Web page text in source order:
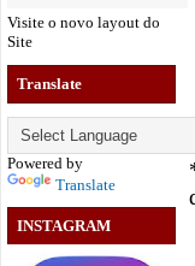
Visite o novo layout do
Site
Translate
Powered by
Translate
INSTAGRAM